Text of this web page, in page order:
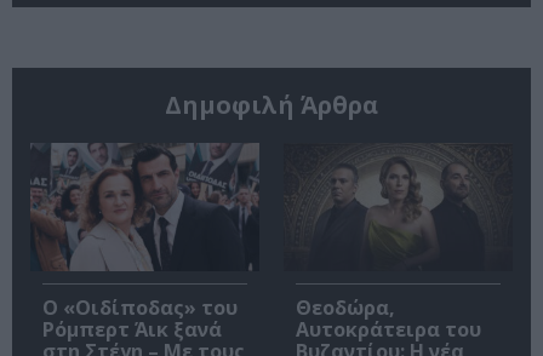
Δημοφιλή Άρθρα
O «Οιδίποδας» του
Ρόμπερτ Άικ ξανά
Θεοδώρα,
Αυτοκράτειρα του